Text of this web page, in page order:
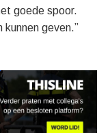
goede spoor.
kunnen geven.”